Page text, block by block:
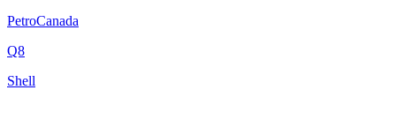
PetroCanada
Q8
Shell